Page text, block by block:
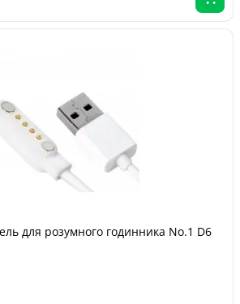
для розумного годинника No.1 D6